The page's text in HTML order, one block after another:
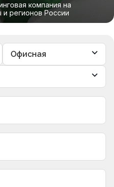
компания на
регионов России